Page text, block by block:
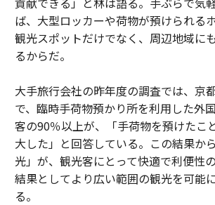
ば、大型ロッカーや荷物が預けられる
観光スポットだけでなく、周辺地域に
るからだ。
大手旅行会社の昨年度の調査では、京
で、臨時手荷物預かり所を利用した外
客の90％以上が、「手荷物を預けたこ
大した」と回答している。この結果か
光」が、観光客にとって快適で利便性
結果としてより広い範囲の観光を可能
る。